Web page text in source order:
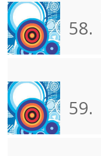
58.
59.